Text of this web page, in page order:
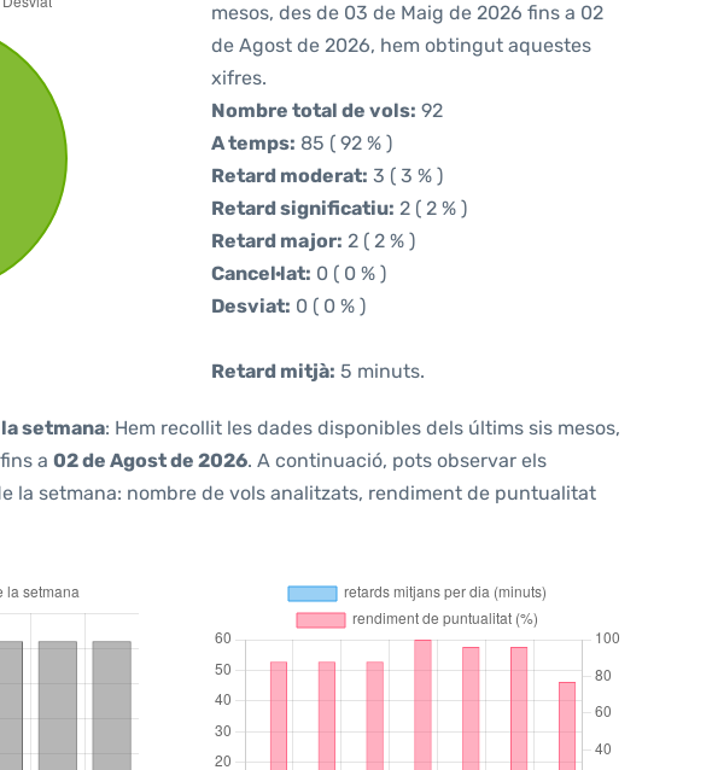
mesos, des de 03 de Maig de 2026 fins a 02
de Agost de 2026, hem obtingut aquestes
xifres.
Nombre total de vols: 92
A temps: 85 ( 92 % )
Retard moderat: 3 ( 3 % )
Retard significatiu: 2 ( 2 % )
Retard major: 2 ( 2 % )
Cancel·lat: 0 ( 0 % )
Desviat: 0 ( 0 % )
Retard mitjà: 5 minuts.
setmana: Hem recollit les dades disponibles dels últims sis mesos,
fins a 02 de Agost de 2026. A continuació, pots observar els
la setmana: nombre de vols analitzats, rendiment de puntualitat